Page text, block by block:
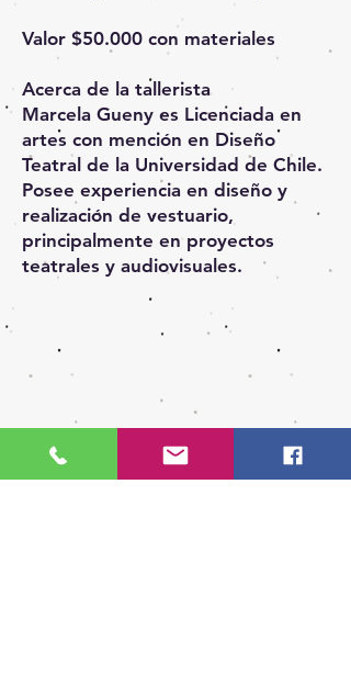
Valor $50.000 con materiales
Acerca de la tallerista
Marcela Gueny es Licenciada en
artes con mención en Diseño
Teatral de la Universidad de Chile.
Posee experiencia en diseño y
realización de vestuario,
principalmente en proyectos
teatrales y audiovisuales.